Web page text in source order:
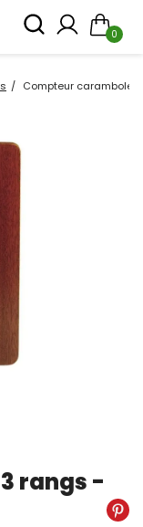
0
Compteur carambole
rangs -